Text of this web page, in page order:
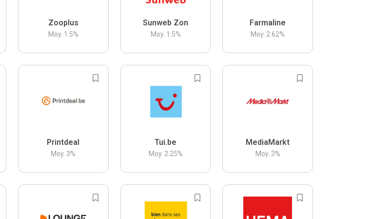
Zooplus
Moy. 1.5%
Sunweb Zon
Moy. 1.5%
Farmaline
Moy. 2.62%
Printdeal
Moy. 3%
Tui.be
Moy. 2.25%
MediaMarkt
Moy. 3%